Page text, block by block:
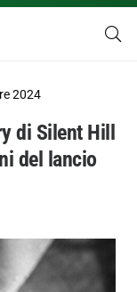
2024
di Silent Hill
del lancio